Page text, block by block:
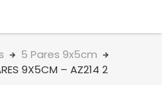
5 Pares 9x5cm
9X5CM – AZ214 2